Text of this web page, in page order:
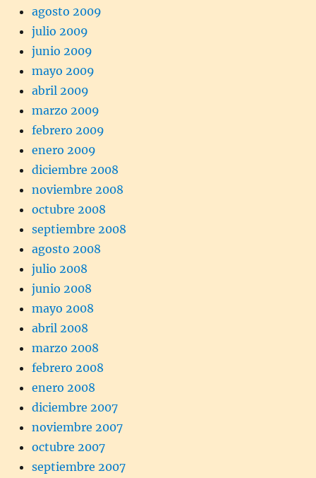
agosto 2009
julio 2009
junio 2009
mayo 2009
abril 2009
marzo 2009
febrero 2009
enero 2009
diciembre 2008
noviembre 2008
octubre 2008
septiembre 2008
agosto 2008
julio 2008
junio 2008
mayo 2008
abril 2008
marzo 2008
febrero 2008
enero 2008
diciembre 2007
noviembre 2007
octubre 2007
septiembre 2007